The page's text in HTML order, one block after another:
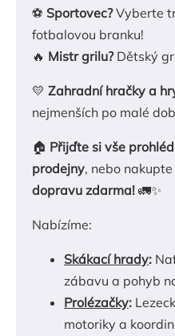
⚽ Sportovec?Vyberte
fotbalovou branku!
🔥 Mistr grilu?Dětský
💛 Zahradní hračky a
nejmenších po malé
🏠 Přijďte si vše
prodejny, nebo
dopravu zdarma! 🚛✨
Nabízíme:
Skákací hrady:
zábavu a pohyb
Prolézačky:
motoriky a